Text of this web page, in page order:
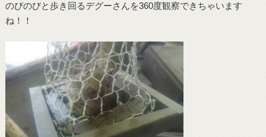
のびのびと歩き回るデグーさんを360度観察できちゃいます
ね！！